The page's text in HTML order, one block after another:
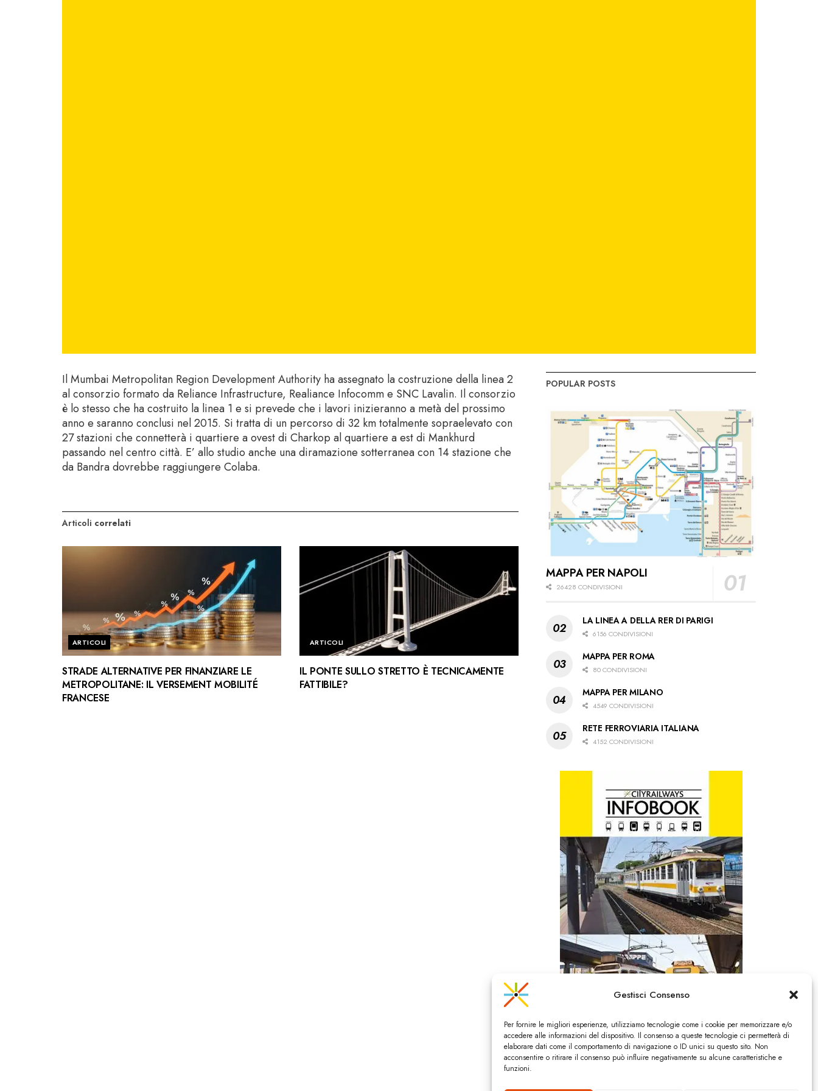
Gestisci Consenso
Per fornire le migliori esperienze, utilizziamo tecnologie come i cookie per memorizzare e/o
accedere alle informazioni del dispositivo. Il consenso a queste tecnologie ci permetterà di
elaborare dati come il comportamento di navigazione o ID unici su questo sito. Non
acconsentire o ritirare il consenso può influire negativamente su alcune caratteristiche e
funzioni.
Il Mumbai Metropolitan Region Development Authority ha assegnato la costruzione della linea 2
al consorzio formato da Reliance Infrastructure, Realiance Infocomm e SNC Lavalin. Il consorzio
è lo stesso che ha costruito la linea 1 e si prevede che i lavori inizieranno a metà del prossimo
anno e saranno conclusi nel 2015. Si tratta di un percorso di 32 km totalmente sopraelevato con
27 stazioni che connetterà i quartiere a ovest di Charkop al quartiere a est di Mankhurd
passando nel centro città. E’ allo studio anche una diramazione sotterranea con 14 stazione che
da Bandra dovrebbe raggiungere Colaba.
Articoli correlati
ARTICOLI
STRADE ALTERNATIVE PER FINANZIARE LE
METROPOLITANE: IL VERSEMENT MOBILITÉ
FRANCESE
ARTICOLI
IL PONTE SULLO STRETTO È TECNICAMENTE
FATTIBILE?
POPULAR POSTS
MAPPA PER NAPOLI
26428 CONDIVISIONI
LA LINEA A DELLA RER DI PARIGI
6156 CONDIVISIONI
MAPPA PER ROMA
80 CONDIVISIONI
MAPPA PER MILANO
4549 CONDIVISIONI
RETE FERROVIARIA ITALIANA
4152 CONDIVISIONI